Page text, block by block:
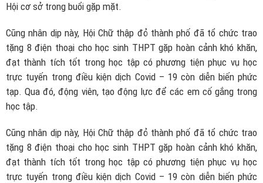
Hội cơ sở trong buổi gặp mặt.
Cũng nhân dịp này, Hội Chữ thập đỏ thành phố đã tổ chức trao
tặng 8 điện thoại cho học sinh THPT gặp hoàn cảnh khó khăn,
đạt thành tích tốt trong học tập có phương tiện phục vụ học
trực tuyến trong điều kiện dịch Covid – 19 còn diễn biến phức
tạp. Qua đó, động viên, tạo động lực để các em cố gắng trong
học tập.
Cũng nhân dịp này, Hội Chữ thập đỏ thành phố đã tổ chức trao
tặng 8 điện thoại cho học sinh THPT gặp hoàn cảnh khó khăn,
đạt thành tích tốt trong học tập có phương tiện phục vụ học
trực tuyến trong điều kiện dịch Covid – 19 còn diễn biến phức